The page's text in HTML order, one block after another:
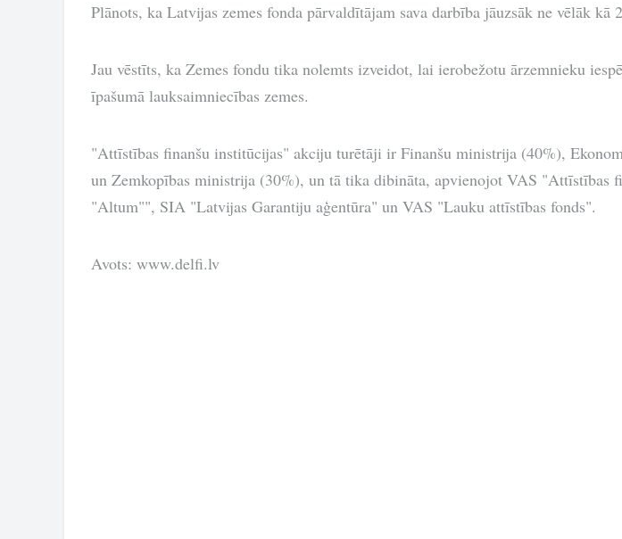
Plānots, ka Latvijas zemes fonda pārvaldītājam sava darbība jāuzsāk ne vēlāk kā
Jau vēstīts, ka Zemes fondu tika nolemts izveidot, lai ierobežotu ārzemnieku
īpašumā lauksaimniecības zemes.
"Attīstības finanšu institūcijas" akciju turētāji ir Finanšu ministrija (40%),
un Zemkopības ministrija (30%), un tā tika dibināta, apvienojot VAS "Attīstības
"Altum"", SIA "Latvijas Garantiju aģentūra" un VAS "Lauku attīstības fonds".
Avots: www.delfi.lv